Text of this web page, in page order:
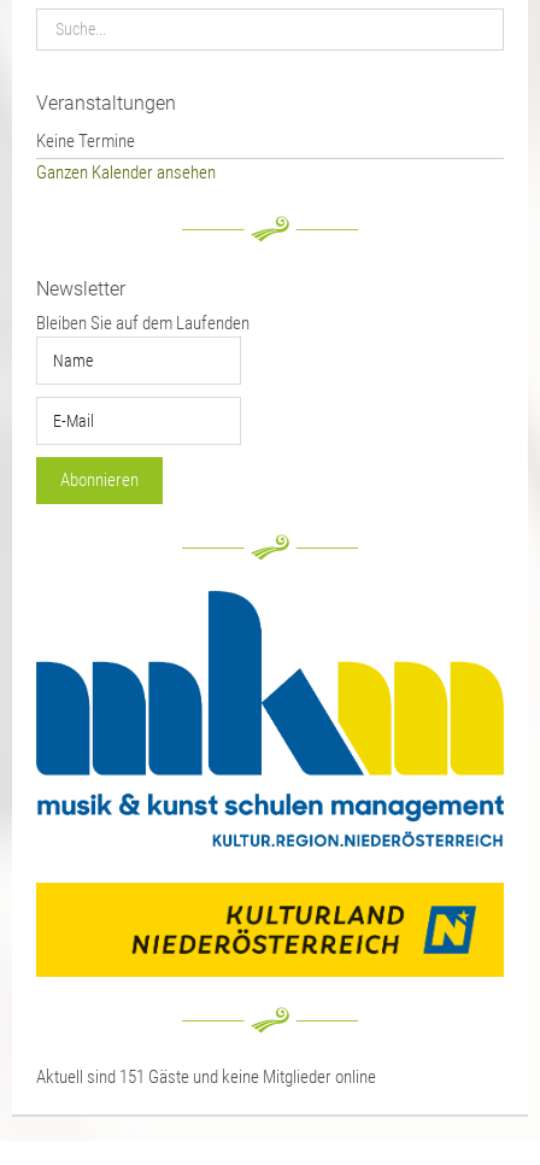
Veranstaltungen
Keine Termine
Ganzen Kalender ansehen
Newsletter
Bleiben Sie auf dem Laufenden
Aktuell sind 151 Gäste und keine Mitglieder online